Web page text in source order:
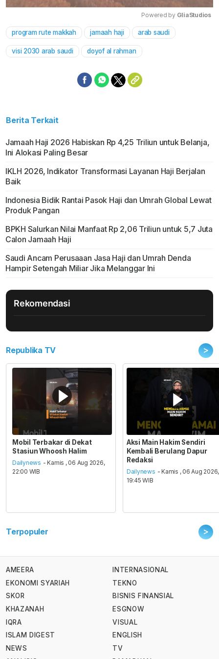
Powered by GliaStudios
program rute makkah jamaah haji arab saudi
visi 2030 arab saudi doyof al rahman
Berita Terkait
Jamaah Haji 2026 Habiskan Rp 4,25 Triliun untuk Belanja,
Ini Alokasi Paling Besar
IKLH 2026, Indikator Transformasi Layanan Haji Berjalan
Baik
Indonesia Bidik Rantai Pasok Haji dan Umrah Global Lewat
Produk Pangan
BPKH Salurkan Nilai Manfaat Rp 2,06 Triliun untuk 5,7 Juta
Calon Jamaah Haji
Saudi Ancam Perusaaan Jasa Haji dan Umrah Denda
Hampir Setengah Miliar Jika Melanggar Ini
Rekomendasi
Republika TV >
Mobil Terbakar di Dekat
Stasiun Whoosh Halim
Dailynews - Kamis , 06 Aug 2026,
22:00 WIB
Aksi Main Hakim Sendiri
Kembali Berulang Dapur
Redaksi
Dailynews - Kamis , 06 Aug 2026,
19:45 WIB
Terpopuler >
AMEERA
EKONOMI SYARIAH
SKOR
KHAZANAH
IQRA
ISLAM DIGEST
NEWS
INTERNASIONAL
TEKNO
BISNIS FINANSIAL
ESGNOW
VISUAL
ENGLISH
TV